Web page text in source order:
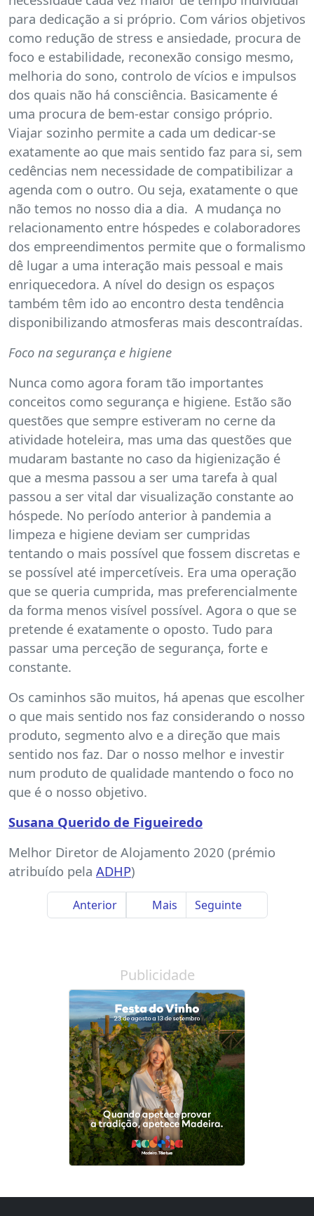
para dedicação a si próprio. Com vários objetivos
como redução de stress e ansiedade, procura de
foco e estabilidade, reconexão consigo mesmo,
melhoria do sono, controlo de vícios e impulsos
dos quais não há consciência. Basicamente é
uma procura de bem-estar consigo próprio.
Viajar sozinho permite a cada um dedicar-se
exatamente ao que mais sentido faz para si, sem
cedências nem necessidade de compatibilizar a
agenda com o outro. Ou seja, exatamente o que
não temos no nosso dia a dia. A mudança no
relacionamento entre hóspedes e colaboradores
dos empreendimentos permite que o formalismo
dê lugar a uma interação mais pessoal e mais
enriquecedora. A nível do design os espaços
também têm ido ao encontro desta tendência
disponibilizando atmosferas mais descontraídas.
Foco na segurança e higiene
Nunca como agora foram tão importantes
conceitos como segurança e higiene. Estão são
questões que sempre estiveram no cerne da
atividade hoteleira, mas uma das questões que
mudaram bastante no caso da higienização é
que a mesma passou a ser uma tarefa à qual
passou a ser vital dar visualização constante ao
hóspede. No período anterior à pandemia a
limpeza e higiene deviam ser cumpridas
tentando o mais possível que fossem discretas e
se possível até impercetíveis. Era uma operação
que se queria cumprida, mas preferencialmente
da forma menos visível possível. Agora o que se
pretende é exatamente o oposto. Tudo para
passar uma perceção de segurança, forte e
constante.
Os caminhos são muitos, há apenas que escolher
o que mais sentido nos faz considerando o nosso
produto, segmento alvo e a direção que mais
sentido nos faz. Dar o nosso melhor e investir
num produto de qualidade mantendo o foco no
que é o nosso objetivo.
Susana Querido de Figueiredo
Melhor Diretor de Alojamento 2020 (prémio
atribuído pela ADHP)
Anterior Mais Seguinte
Publicidade